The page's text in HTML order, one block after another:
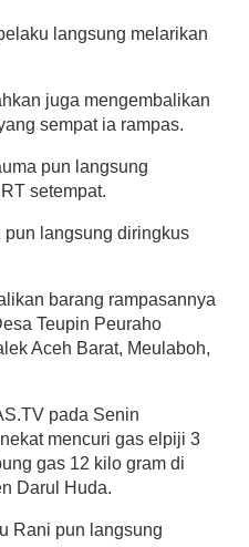
langsung melarikan
juga mengembalikan
sempat ia rampas.
pun langsung
setempat.
pun langsung diringkus
barang rampasannya
Teupin Peuraho
Aceh Barat, Meulaboh,
pada Senin
mencuri gas elpiji 3
gas 12 kilo gram di
Darul Huda.
Rani pun langsung